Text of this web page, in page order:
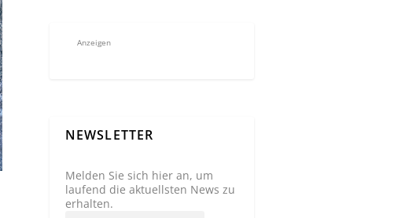
Anzeigen
NEWSLETTER
Melden Sie sich hier an, um
laufend die aktuellsten News zu
erhalten.